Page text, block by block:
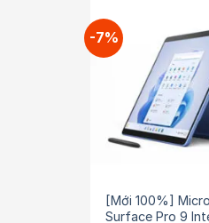
-7%
[Mới 100%]
Surface Pro 9